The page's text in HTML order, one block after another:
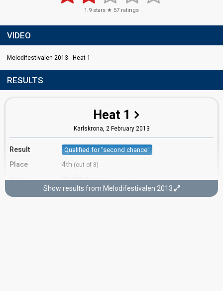
1.9 stars ★ 57 ratings
VIDEO
Melodifestivalen 2013 - Heat 1
RESULTS
Heat 1
Karlskrona, 2 February 2013
Result Qualified for "second chance"
Place 4th (out of 8)
Votes 26,928(8% of the votes)
Running order 5
Show results from Melodifestivalen 2013